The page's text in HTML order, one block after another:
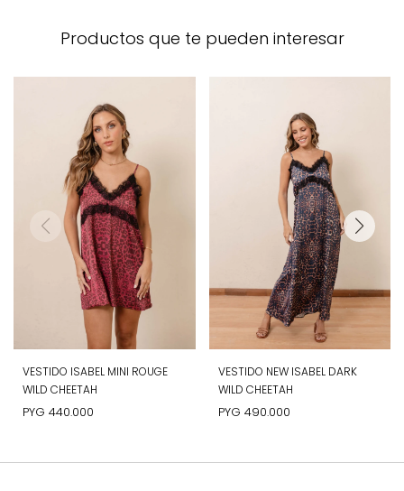
Productos que te pueden interesar
VESTIDO ISABEL MINI ROUGE
WILD CHEETAH
PYG 440.000
VESTIDO NEW ISABEL DARK
WILD CHEETAH
PYG 490.000